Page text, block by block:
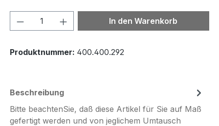
Produkt Anzahl: Gib denIn den Warenkorb
Produktnummer: 400.400.292
Beschreibung
Bitte beachtenSie, daß diese Artikel für Sie auf Maß
gefertigt werden und von jeglichem Umtausch